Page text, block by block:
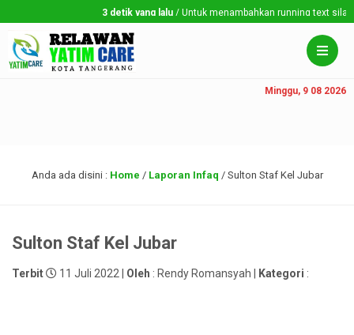
3 detik yang lalu / Untuk menambahkan running text
Minggu, 9 08 2026
Anda ada disini : Home / Laporan Infaq / Sulton Staf Kel Jubar
Sulton Staf Kel Jubar
Terbit 11 Juli 2022 | Oleh : Rendy Romansyah | Kategori :